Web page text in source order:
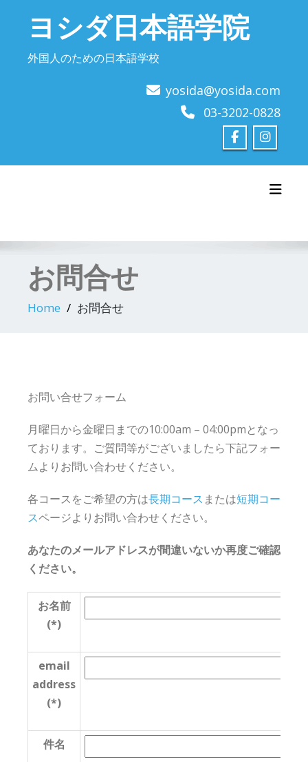
contentヨシダ日本語学院
外国人のための日本語学校
yosida@yosida.com
03-3202-0828
お問合せ
Home お問合せ
お問い合せフォーム
月曜日から金曜日までの10:00am – 04:00pmとなっ
ております。ご質問等がございましたら下記フォー
ムよりお問い合わせください。
各コースをご希望の方は長期コース または短期コー
スページよりお問い合わせください。
あなたのメールアドレスが間違いないか再度ご確認
ください。
お名前
(*)
email
address
(*)
件名